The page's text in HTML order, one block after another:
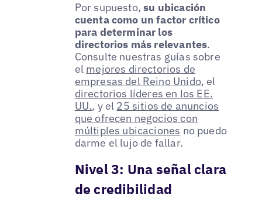
Por supuesto,su ubicación
cuenta como un factor crítico
para determinar los
directorios más relevantes.
Consulte nuestras guías sobre
el mejores directorios de
empresas del Reino Unido, el
directorios líderes en los EE.
UU., y el 25 sitios de anuncios
que ofrecen negocios con
múltiples ubicaciones no puedo
darme el lujo de fallar.
Nivel 3: Una señal clara
de credibilidad